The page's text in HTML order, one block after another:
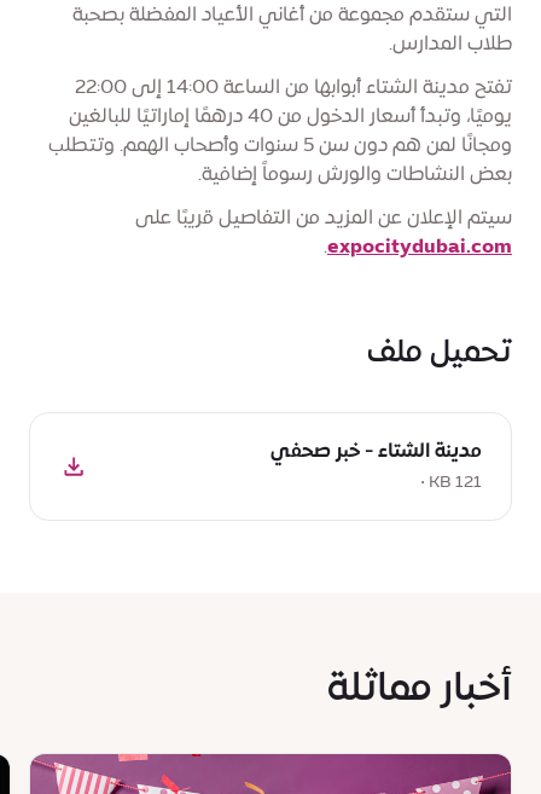
التي ستقدم مجموعة من أغاني الأعياد المفضلة بصحبة
طلاب المدارس.
تفتح مدينة الشتاء أبوابها من الساعة 14:00 إلى 22:00
يوميًا، وتبدأ أسعار الدخول من 40 درهمًا إماراتيًا للبالغين
ومجانًا لمن هم دون سن 5 سنوات وأصحاب الهمم. وتتطلب
بعض النشاطات والورش رسوماً إضافية.
سيتم الإعلان عن المزيد من التفاصيل قريبًا على
expocitydubai.com
.
تحميل ملف
تحميل
مدينة
الشتاء
مدينة الشتاء - خبر صحفي
121 KB •
أخبار مماثلة
News